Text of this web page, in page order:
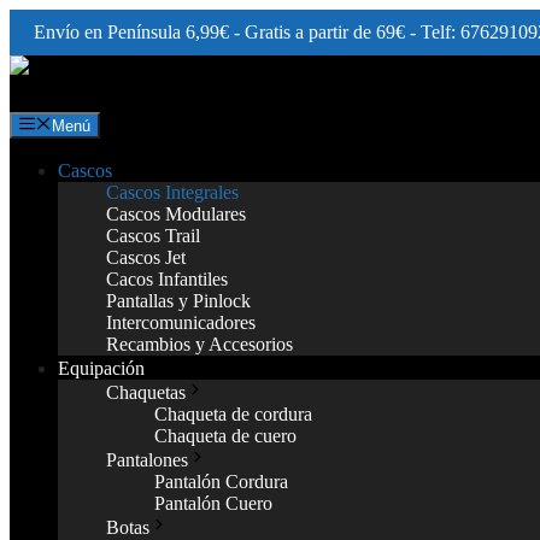
Envío en Península 6,99€ - Gratis a partir de 69€ - Telf:
Saltar
contenido
Menú
Cascos
Cascos Integrales
Cascos Modulares
Cascos Trail
Cascos Jet
Cacos Infantiles
Pantallas y Pinlock
Intercomunicadores
Recambios y Accesorios
Equipación
Chaquetas
Chaqueta de cordura
Chaqueta de cuero
Pantalones
Pantalón Cordura
Pantalón Cuero
Botas